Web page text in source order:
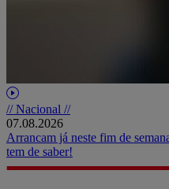
// Nacional //
07.08.2026
Arrancam já neste fim de
tem de saber!